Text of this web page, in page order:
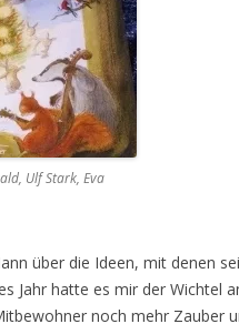
Ulf Stark, Eva
über die Ideen, mit denen
Jahr hatte es mir der Wichtel
noch mehr Zauber